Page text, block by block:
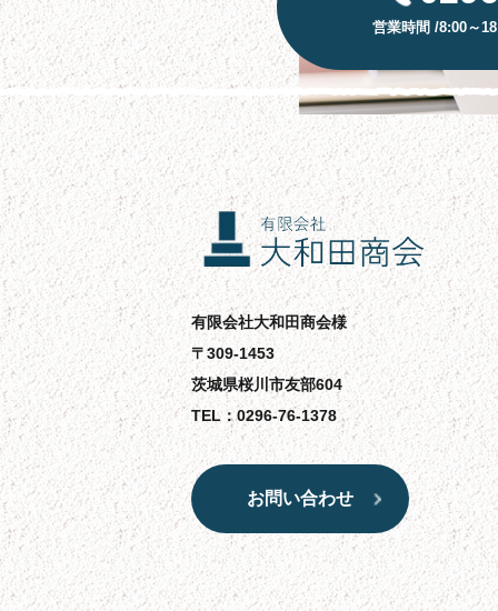
営業時間 /8:00～
有限会社大和田商会様
〒309-1453
茨城県桜川市友部604
TEL：0296-76-1378
お問い合わせ